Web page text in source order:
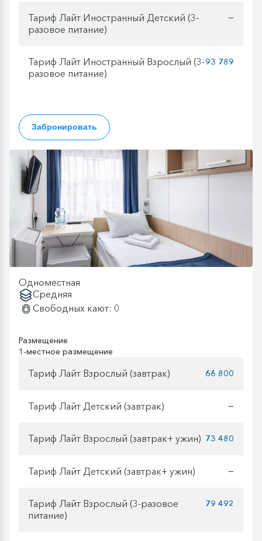
Тариф Лайт Иностранный Детский (3-
разовое питание)
—
Тариф Лайт Иностранный Взрослый (3-
разовое питание)
93 789
Забронировать
Одноместная
Средняя
Свободных кают: 0
Размещение
1-местное размещение
Тариф Лайт Взрослый (завтрак) 66 800
Тариф Лайт Детский (завтрак) —
Тариф Лайт Взрослый (завтрак+ ужин) 73 480
Тариф Лайт Детский (завтрак+ ужин) —
Тариф Лайт Взрослый (3-разовое
питание)
79 492